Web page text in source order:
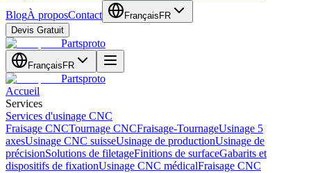
BlogÀ proposContact Français FR
Devis Gratuit
Partsproto
Français FR
Partsproto
Accueil
Services
Services d'usinage CNC
Fraisage CNCTournage CNCFraisage-TournageUsinage 5
axesUsinage CNC suisseUsinage de productionUsinage de
précisionSolutions de filetageFinitions de surfaceGabarits et
dispositifs de fixationUsinage CNC médicalFraisage CNC